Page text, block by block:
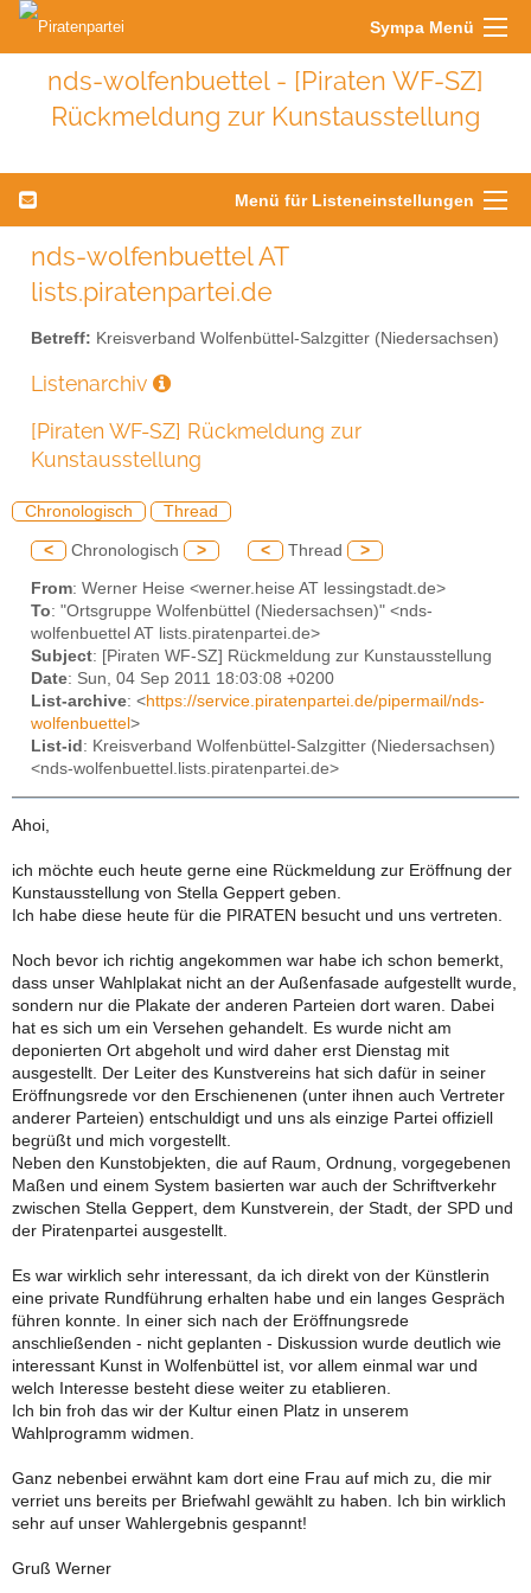
Sympa Menü
nds-wolfenbuettel - [Piraten WF-SZ]
Rückmeldung zur Kunstausstellung
Menü für Listeneinstellungen
nds-wolfenbuettel AT
lists.piratenpartei.de
Betreff: Kreisverband Wolfenbüttel-Salzgitter (Niedersachsen)
Listenarchiv
[Piraten WF-SZ] Rückmeldung zur
Kunstausstellung
Chronologisch Thread
< Chronologisch > < Thread >
From: Werner Heise <werner.heise AT lessingstadt.de>
To: "Ortsgruppe Wolfenbüttel (Niedersachsen)" <nds-
wolfenbuettel AT lists.piratenpartei.de>
Subject: [Piraten WF-SZ] Rückmeldung zur Kunstausstellung
Date: Sun, 04 Sep 2011 18:03:08 +0200
List-archive: <https://service.piratenpartei.de/pipermail/nds-
wolfenbuettel >
List-id : Kreisverband Wolfenbüttel-Salzgitter (Niedersachsen)
<nds-wolfenbuettel.lists.piratenpartei.de>
Ahoi,
ich möchte euch heute gerne eine Rückmeldung zur Eröffnung der
Kunstausstellung von Stella Geppert geben.
Ich habe diese heute für die PIRATEN besucht und uns vertreten.
Noch bevor ich richtig angekommen war habe ich schon bemerkt,
dass unser Wahlplakat nicht an der Außenfasade aufgestellt wurde,
sondern nur die Plakate der anderen Parteien dort waren. Dabei
hat es sich um ein Versehen gehandelt. Es wurde nicht am
deponierten Ort abgeholt und wird daher erst Dienstag mit
ausgestellt. Der Leiter des Kunstvereins hat sich dafür in seiner
Eröffnungsrede vor den Erschienenen (unter ihnen auch Vertreter
anderer Parteien) entschuldigt und uns als einzige Partei offiziell
begrüßt und mich vorgestellt.
Neben den Kunstobjekten, die auf Raum, Ordnung, vorgegebenen
Maßen und einem System basierten war auch der Schriftverkehr
zwischen Stella Geppert, dem Kunstverein, der Stadt, der SPD und
der Piratenpartei ausgestellt.
Es war wirklich sehr interessant, da ich direkt von der Künstlerin
eine private Rundführung erhalten habe und ein langes Gespräch
führen konnte. In einer sich nach der Eröffnungsrede
anschließenden - nicht geplanten - Diskussion wurde deutlich wie
interessant Kunst in Wolfenbüttel ist, vor allem einmal war und
welch Interesse besteht diese weiter zu etablieren.
Ich bin froh das wir der Kultur einen Platz in unserem
Wahlprogramm widmen.
Ganz nebenbei erwähnt kam dort eine Frau auf mich zu, die mir
verriet uns bereits per Briefwahl gewählt zu haben. Ich bin wirklich
sehr auf unser Wahlergebnis gespannt!
Gruß Werner